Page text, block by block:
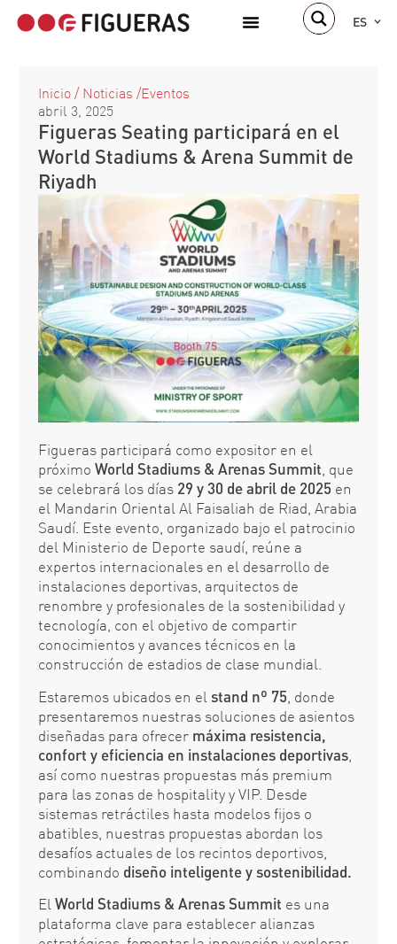
ES
Inicio/ Noticias /Eventos
abril 3, 2025
Figueras Seating participará en el
World Stadiums & Arena Summit de
Riyadh
Figueras participará como expositor en el
próximo World Stadiums & Arenas Summit , que
se celebrará los días 29 y 30 de abril de 2025 en
el Mandarin Oriental Al Faisaliah de Riad, Arabia
Saudí. Este evento, organizado bajo el patrocinio
del Ministerio de Deporte saudí, reúne a
expertos internacionales en el desarrollo de
instalaciones deportivas, arquitectos de
renombre y profesionales de la sostenibilidad y
tecnología, con el objetivo de compartir
conocimientos y avances técnicos en la
construcción de estadios de clase mundial. ​
Estaremos ubicados en el stand nº 75 , donde
presentaremos nuestras soluciones de asientos
diseñadas para ofrecer máxima resistencia,
confort y eficiencia en instalaciones deportivas,
así como nuestras propuestas más premium
para las zonas de hospitality y VIP. Desde
sistemas retráctiles hasta modelos fijos o
abatibles, nuestras propuestas abordan los
desafíos actuales de los recintos deportivos,
combinando diseño inteligente y sostenibilidad.
El World Stadiums & Arenas Summit es una
plataforma clave para establecer alianzas